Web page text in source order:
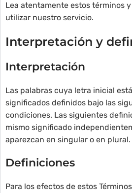
Lea atentamente estos términos
utilizar nuestro servicio.
Interpretación y
Interpretación
Las palabras cuya letra inicial
significados definidos bajo las
condiciones. Las siguientes
mismo significado
aparezcan en singular o en plural.
Definiciones
Para los efectos de estos